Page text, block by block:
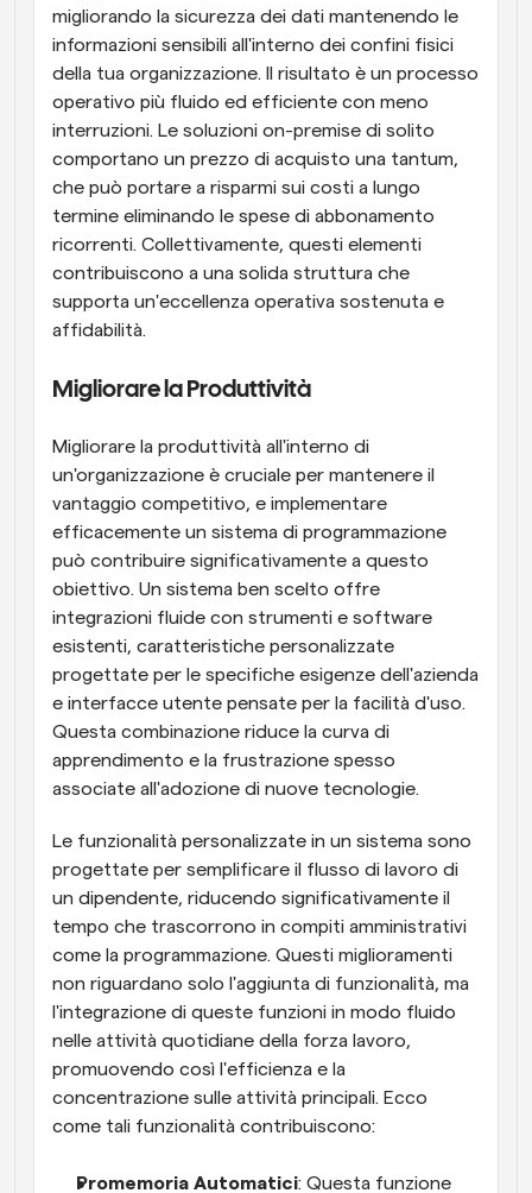
migliorando la sicurezza dei dati mantenendo le
informazioni sensibili all'interno dei confini fisici
della tua organizzazione. Il risultato è un processo
operativo più fluido ed efficiente con meno
interruzioni. Le soluzioni on-premise di solito
comportano un prezzo di acquisto una tantum,
che può portare a risparmi sui costi a lungo
termine eliminando le spese di abbonamento
ricorrenti. Collettivamente, questi elementi
contribuiscono a una solida struttura che
supporta un'eccellenza operativa sostenuta e
affidabilità.
Migliorare la Produttività
Migliorare la produttività all'interno di
un'organizzazione è cruciale per mantenere il
vantaggio competitivo, e implementare
efficacemente un sistema di programmazione
può contribuire significativamente a questo
obiettivo. Un sistema ben scelto offre
integrazioni fluide con strumenti e software
esistenti, caratteristiche personalizzate
progettate per le specifiche esigenze dell'azienda
e interfacce utente pensate per la facilità d'uso.
Questa combinazione riduce la curva di
apprendimento e la frustrazione spesso
associate all'adozione di nuove tecnologie.
Le funzionalità personalizzate in un sistema sono
progettate per semplificare il flusso di lavoro di
un dipendente, riducendo significativamente il
tempo che trascorrono in compiti amministrativi
come la programmazione. Questi miglioramenti
non riguardano solo l'aggiunta di funzionalità, ma
l'integrazione di queste funzioni in modo fluido
nelle attività quotidiane della forza lavoro,
promuovendo così l'efficienza e la
concentrazione sulle attività principali. Ecco
come tali funzionalità contribuiscono:
Promemoria Automatici: Questa funzione